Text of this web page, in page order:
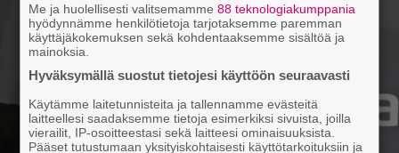
Me ja huolellisesti valitsemamme88 teknologiakumppania
hyödynnämme henkilötietoja tarjotaksemme paremman
käyttäjäkokemuksen sekä kohdentaaksemme sisältöä ja
mainoksia.
Hyväksymällä suostut tietojesi käyttöön seuraavasti
Käytämme laitetunnisteita ja tallennamme evästeitä
laitteellesi saadaksemme tietoja esimerkiksi sivuista, joilla
vierailit, IP-osoitteestasi sekä laitteesi ominaisuuksista.
Pääset tutustumaan yksityiskohtaisesti käyttötarkoituksiin ja